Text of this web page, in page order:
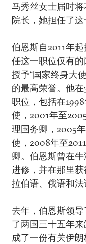
马秀丝女士届时
院长，她担任了这
伯恩斯自2011年
任这一职位仅有
授予“国家终身大
的最高荣誉。他
职位，包括在
使，2001年至
理国务卿，2005
使，2008年至
卿。伯恩斯曾在
进修，并在那里
拉伯语、俄语和法
去年，伯恩斯领
了两国三十五年
成了一份有关伊朗